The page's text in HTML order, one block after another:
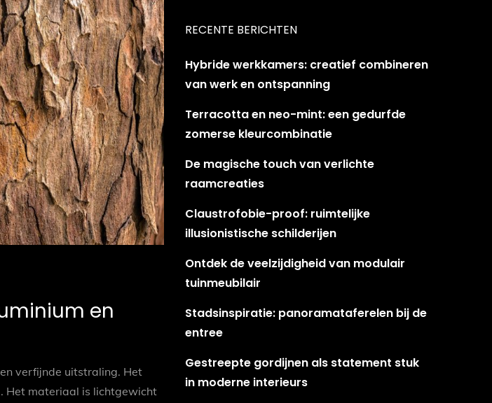
en
verfijnde uitstraling. Het
Het materiaal is lichtgewicht
RECENTE BERICHTEN
Hybride werkkamers: creatief combineren
van werk en ontspanning
Terracotta en neo-mint: een gedurfde
zomerse kleurcombinatie
De magische touch van verlichte
raamcreaties
Claustrofobie-proof: ruimtelijke
illusionistische schilderijen
Ontdek de veelzijdigheid van modulair
tuinmeubilair
Stadsinspiratie: panoramataferelen bij de
entree
Gestreepte gordijnen als statement stuk
in moderne interieurs